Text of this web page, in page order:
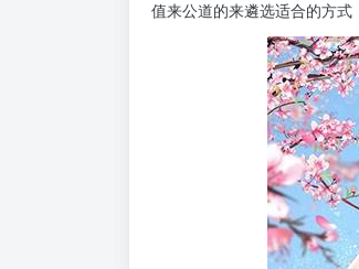
值来公道的来遴选适合的方式